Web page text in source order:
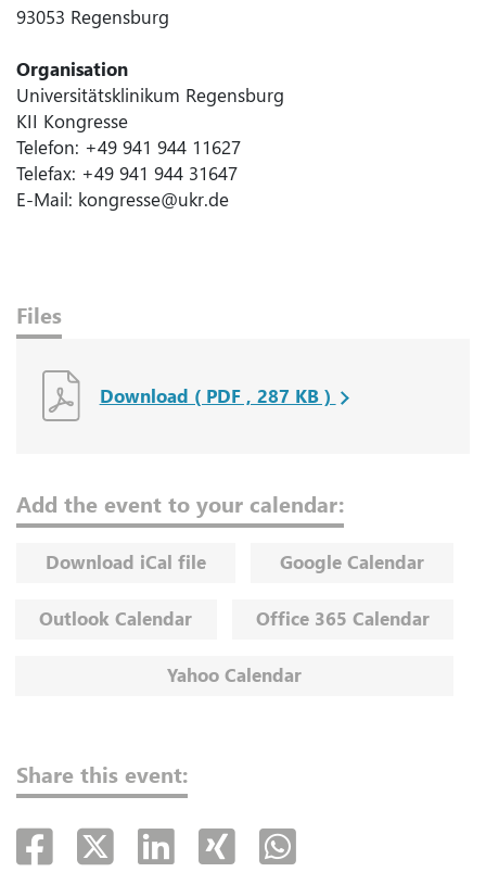
93053 Regensburg
Organisation
Universitätsklinikum Regensburg
KII Kongresse
Telefon: +49 941 944 11627
Telefax: +49 941 944 31647
E-Mail: kongresse@ukr.de
Files
Download ( PDF , 287 KB )
Add the event to your calendar:
Download iCal file Google Calendar
Outlook Calendar Office 365 Calendar
Yahoo Calendar
Share this event: